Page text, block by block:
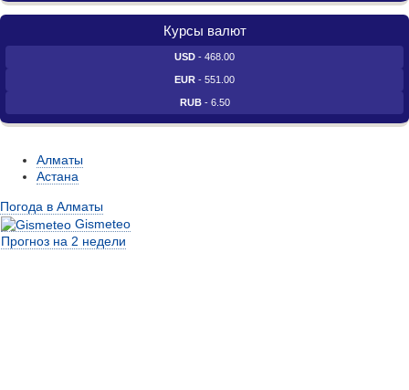
Курсы валют
USD - 468.00
EUR - 551.00
RUB- 6.50
Алматы
Астана
Погода в Алматы
Gismeteo
Прогноз на 2 недели